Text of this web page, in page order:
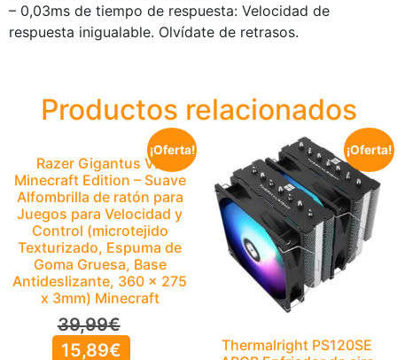
– 0,03ms de tiempo de respuesta: Velocidad de
respuesta inigualable. Olvídate de retrasos.
Productos relacionados
¡Oferta!
Razer Gigantus V2
Minecraft Edition – Suave
Alfombrilla de ratón para
Juegos para Velocidad y
Control (microtejido
Texturizado, Espuma de
Goma Gruesa, Base
Antideslizante, 360 x 275
x 3mm) Minecraft
39,99€
15,89€
¡Oferta!
Thermalright PS120SE